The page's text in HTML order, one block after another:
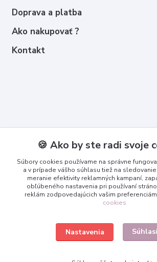
Doprava a platba
Ako nakupovať ?
Kontakt
+421 950 365 567
info@3dcko.sk
www.3dcko.sk
🍪 Ako by ste radi svoje
Súbory cookies používame na správne
a v prípade vášho súhlasu tiež na
meranie efektivity reklamných kampaní,
obľúbeného nastavenia pri používaní
reklám zodpovedajúcich vašim
cookies
Nastavenia